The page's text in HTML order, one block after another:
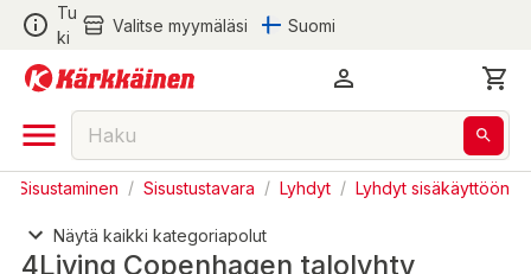
Tu
ki
Valitse myymäläsi Suomi
Sisustaminen / Sisustustavara / Lyhdyt / Lyhdyt sisäkäyttöön
Näytä kaikki kategoriapolut
4Living Copenhagen talolyhty